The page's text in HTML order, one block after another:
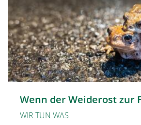
Wenn der Weiderost zur
WIR TUN WAS